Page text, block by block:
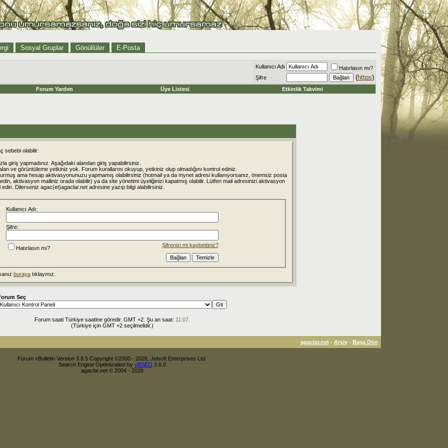
Sosyal Gruplar Gönüllüler E-Posta
Kullanıcı Adı
Hatırlasın mı?
Şifre
(https)
Forum Yardım Üye Listesi Etkinlik Takvimi
sebebi olabilir:
giriş yapmadınız. Aşağıdaki alandan giriş yapabilirsiniz.
ve görüntüleme yetkiniz yok. Forum kurallarını okuyup, yetkiniz olup olmadığını kontrol ediniz.
ama hesap aktivasyonunuzu yapmamış olabilirsiniz (hotmail ya da mynet adresi kullanıyorsanız, önemsiz posta
aktivasyon mailiniz orada olabilir) ya da site yönetimi üyeliğinizi kapatmış olabilir. Lütfen mail adresinizi aktivasyon
Dilerseniz agac(et)agaclar.net adresine yazıp bilgi alabilirsiniz.
Kullanıcı Adı:
Şifre:
Şifrenizi mi kaybettiniz?
Hatırlasın mı?
buraya tıklayınız.
Seç
Forum saati Türkiye saatine göredir. GMT +2. Şu an saat: 11:07.
(Türkiye için GMT +2 seçilmelidir.)
agaclar.net- Arşiv- Başa Dön
Forum vBulletin Version 3.8.5 Copyright ©2000 - 2026, Jelsoft Enterprises Ltd.
Search Engine Optimization by vBSEO 3.6.0
agaclar.net © 2004 - 2026